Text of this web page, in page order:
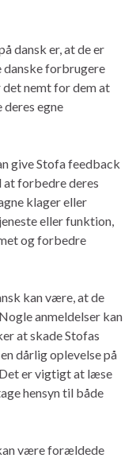
dansk er, at de er
danske forbrugere
nemt for dem at
egne
give Stofa feedback
at forbedre deres
klager eller
eller funktion,
og forbedre
kan være, at de
anmeldelser kan
at skade Stofas
dårlig oplevelse på
er vigtigt at læse
hensyn til både
kan være forældede